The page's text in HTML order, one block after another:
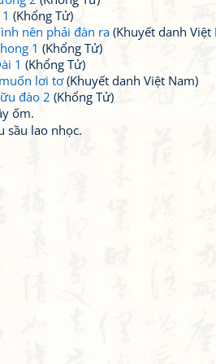
(Khổng Tử)
nên phải đàn ra(Khuyết danh Việt
1 (Khổng Tử)
1 (Khổng Tử)
lơi tơ(Khuyết danh Việt Nam)
đào 2 (Khổng Tử)
ốm.
sầu lao nhọc.